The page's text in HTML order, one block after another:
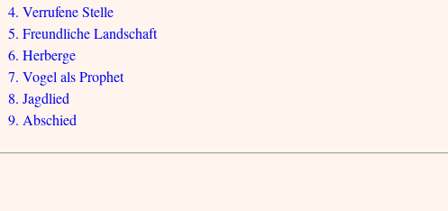
4. Verrufene Stelle
5. Freundliche Landschaft
6. Herberge
7. Vogel als Prophet
8. Jagdlied
9. Abschied